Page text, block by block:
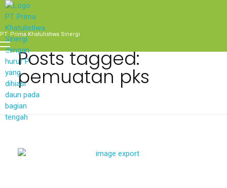
PT. Prima Khatulistiwa Sinergi
Home
Posts tagged:
pemuatan pks